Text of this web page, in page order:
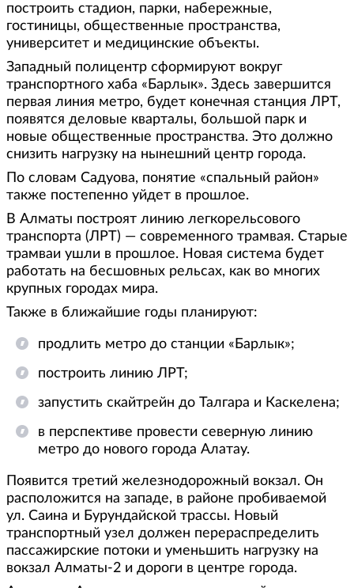
построить стадион, парки, набережные,
гостиницы, общественные пространства,
университет и медицинские объекты.
Западный полицентр сформируют вокруг
транспортного хаба «Барлык». Здесь завершится
первая линия метро, будет конечная станция ЛРТ,
появятся деловые кварталы, большой парк и
новые общественные пространства. Это должно
снизить нагрузку на нынешний центр города.
По словам Садуова, понятие «спальный район»
также постепенно уйдет в прошлое.
В Алматы построят линию легкорельсового
транспорта (ЛРТ) — современного трамвая. Старые
трамваи ушли в прошлое. Новая система будет
работать на бесшовных рельсах, как во многих
крупных городах мира.
Также в ближайшие годы планируют:
продлить метро до станции «Барлык»;
построить линию ЛРТ;
запустить скайтрейн до Талгара и Каскелена;
в перспективе провести северную линию
метро до нового города Алатау.
Появится третий железнодорожный вокзал. Он
расположится на западе, в районе пробиваемой
ул. Саина и Бурундайской трассы. Новый
транспортный узел должен перераспределить
пассажирские потоки и уменьшить нагрузку на
вокзал Алматы-2 и дороги в центре города.